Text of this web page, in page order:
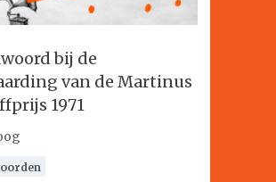
bij de
van de Martinus
1971